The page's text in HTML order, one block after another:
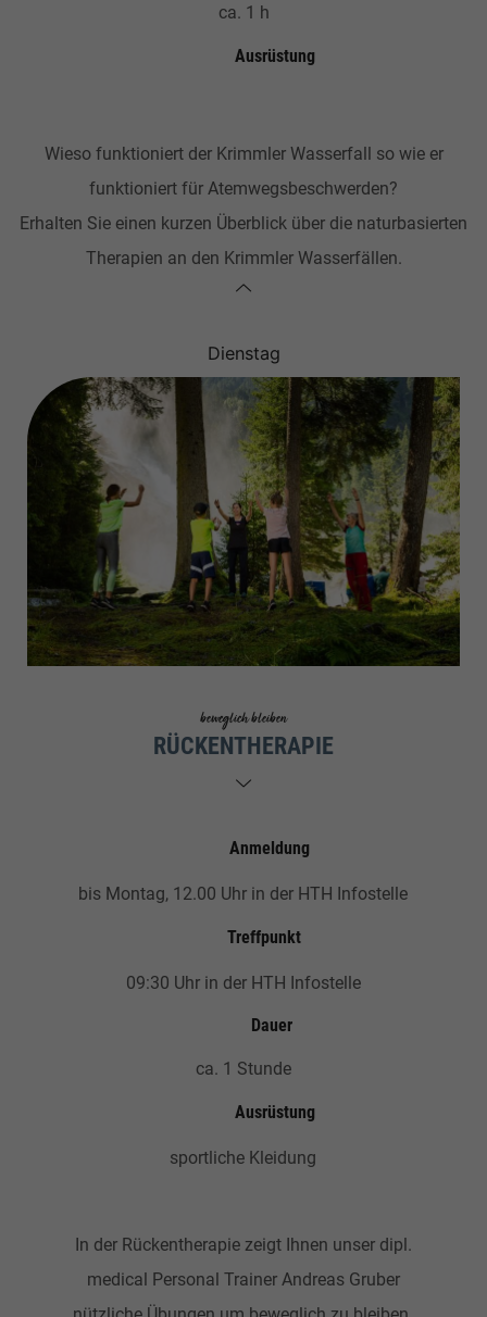
ca. 1 h
Ausrüstung
Wieso funktioniert der Krimmler Wasserfall so wie er
funktioniert für Atemwegsbeschwerden?
Erhalten Sie einen kurzen Überblick über die naturbasierten
Therapien an den Krimmler Wasserfällen.
Dienstag
beweglich bleiben
RÜCKENTHERAPIE
Anmeldung
bis Montag, 12.00 Uhr in der HTH Infostelle
Treffpunkt
09:30 Uhr in der HTH Infostelle
Dauer
ca. 1 Stunde
Ausrüstung
sportliche Kleidung
In der Rückentherapie zeigt Ihnen unser dipl.
medical Personal Trainer Andreas Gruber